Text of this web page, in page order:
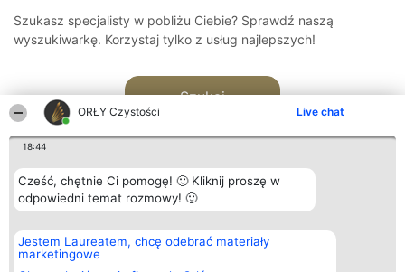
ORŁY Czystości Live chat
18:44
Cześć, chętnie Ci pomogę! 🙂 Kliknij proszę w
odpowiedni temat rozmowy! 🙂
Jestem Laureatem, chcę odebrać materiały
marketingowe
Szukasz specjalisty w pobliżu Ciebie? Sprawdź naszą
wyszukiwarkę. Korzystaj tylko z usług najlepszych!
Szukaj
Organizator plebiscytu
Bright Side Solutions sp. z o.
o. sp. k.
ul. Ruska 22
Plebiscyt
Laureaci
wszystkich
Kontakt
Kontakt